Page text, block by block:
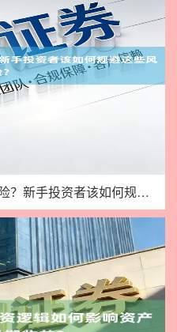
【ETF基金究竟存在哪些风险？新手投资者该如何规避这些风险？